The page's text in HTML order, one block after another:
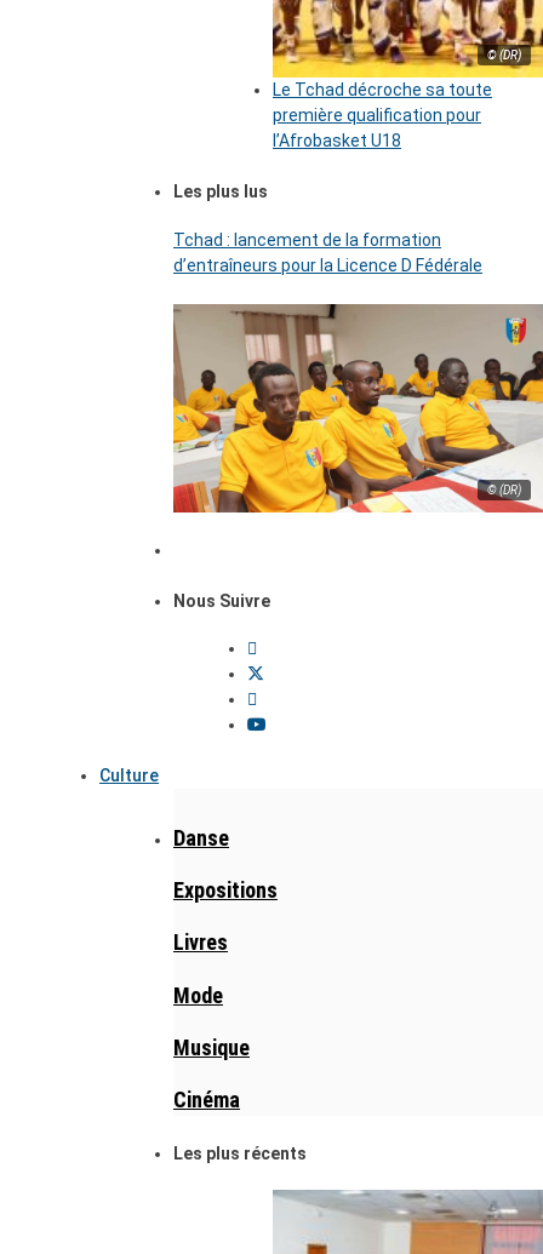
© (DR)
Le Tchad décroche sa toute
première qualification pour
l’Afrobasket U18
Les plus lus
Tchad : lancement de la formation
d’entraîneurs pour la Licence D Fédérale
© (DR)
Nous Suivre
Culture
Danse
Expositions
Livres
Mode
Musique
Cinéma
Les plus récents